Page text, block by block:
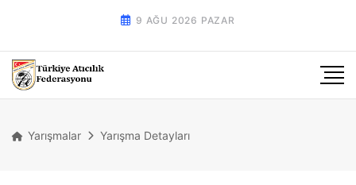
9 AĞU 2026 PAZAR
Yarışmalar Yarışma Detayları